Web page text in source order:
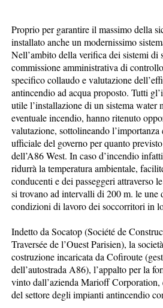
Proprio per garantire il massimo della
installato anche un modernissimo
Nell’ambito della verifica dei sistemi di
commissione amministrativa di
specifico collaudo e valutazione
antincendio ad acqua proposto. Tutti
utile l’installazione di un sistema
eventuale incendio, hanno ritenuto
valutazione, sottolineando l’importanza
ufficiale del governo per quanto
dell’A86 West. In caso d’incendio
ridurrà la temperatura ambientale,
conducenti e dei passeggeri attraverso
si trovano ad intervalli di 200 m. le une
condizioni di lavoro dei soccorritori in
Indetto da Socatop (Société de
Traversée de l’Ouest Parisien), la
costruzione incaricata da Cofiroute
dell’autostrada A86), l’appalto per la
vinto dall’azienda Marioff Corporation,
del settore degli impianti antincendio